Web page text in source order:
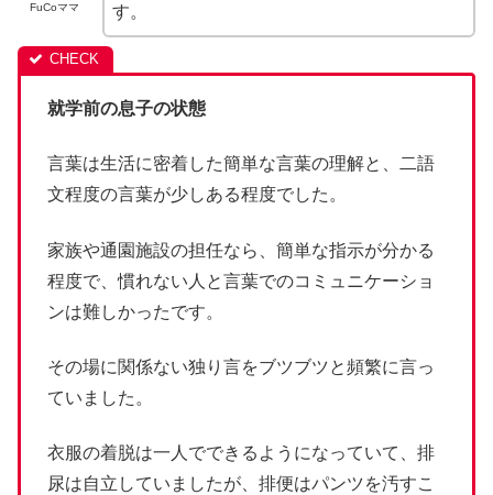
FuCoママ
す。
就学前の息子の状態
言葉は生活に密着した簡単な言葉の理解と、二語
文程度の言葉が少しある程度でした。
家族や通園施設の担任なら、簡単な指示が分かる
程度で、慣れない人と言葉でのコミュニケーショ
ンは難しかったです。
その場に関係ない独り言をブツブツと頻繁に言っ
ていました。
衣服の着脱は一人でできるようになっていて、排
尿は自立していましたが、排便はパンツを汚すこ